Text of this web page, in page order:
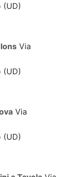
(UD)
Via
(UD)
Via
(UD)